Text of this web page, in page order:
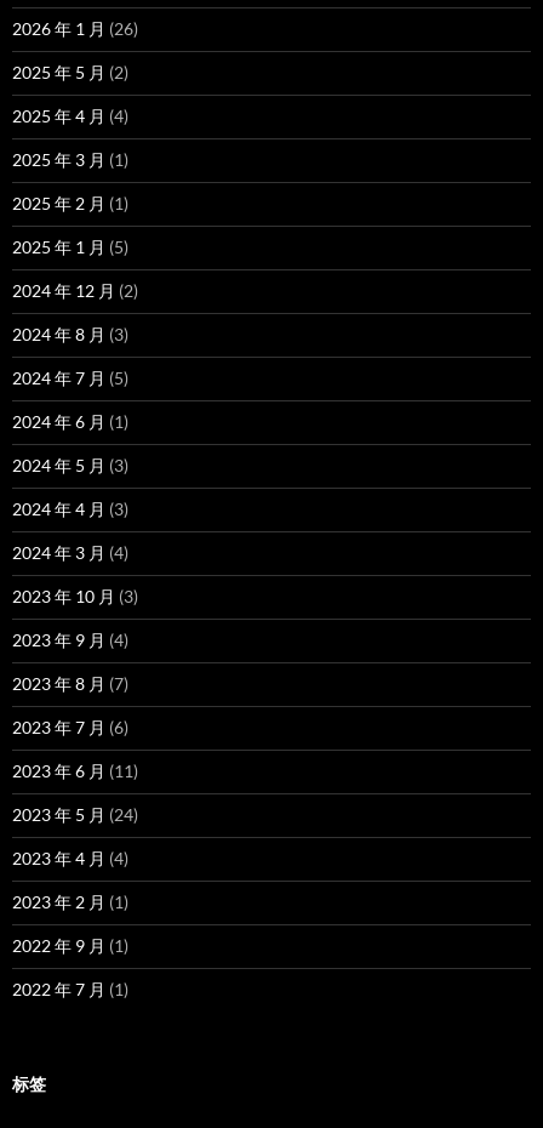
2026 年 1 月 (26)
2025 年 5 月 (2)
2025 年 4 月 (4)
2025 年 3 月 (1)
2025 年 2 月 (1)
2025 年 1 月 (5)
2024 年 12 月 (2)
2024 年 8 月 (3)
2024 年 7 月 (5)
2024 年 6 月 (1)
2024 年 5 月 (3)
2024 年 4 月 (3)
2024 年 3 月 (4)
2023 年 10 月 (3)
2023 年 9 月 (4)
2023 年 8 月 (7)
2023 年 7 月 (6)
2023 年 6 月 (11)
2023 年 5 月 (24)
2023 年 4 月 (4)
2023 年 2 月 (1)
2022 年 9 月 (1)
2022 年 7 月 (1)
标签